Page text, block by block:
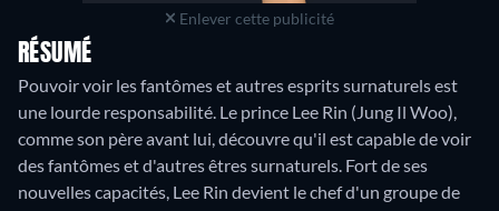
Enlever cette publicité
RÉSUMÉ
Pouvoir voir les fantômes et autres esprits surnaturels est
une lourde responsabilité. Le prince Lee Rin (Jung Il Woo),
comme son père avant lui, découvre qu'il est capable de voir
des fantômes et d'autres êtres surnaturels. Fort de ses
nouvelles capacités, Lee Rin devient le chef d'un groupe de